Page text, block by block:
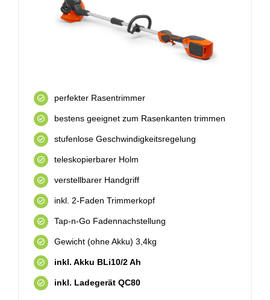
perfekter Rasentrimmer
bestens geeignet zum Rasenkanten trimmen
stufenlose Geschwindigkeitsregelung
teleskopierbarer Holm
verstellbarer Handgriff
inkl. 2-Faden Trimmerkopf
Tap-n-Go Fadennachstellung
Gewicht (ohne Akku) 3,4kg
inkl. Akku BLi10/2 Ah
inkl. Ladegerät QC80